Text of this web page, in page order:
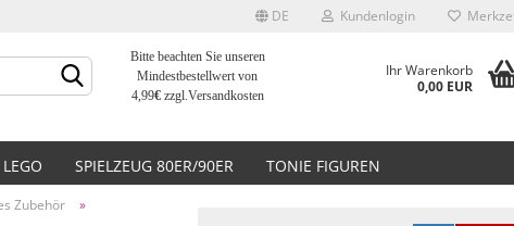
DE
Sprache auswählen
Lieferland
Kundenlogin
Bitte beachten Sie unseren
Mindestbestellwert von
4,99€zzgl.Versandkosten
Ihr Warenkorb
0,00 EUR
LEGO SPIELZEUG 80ER/90ER TONIE FIGUREN
Zubehör
»